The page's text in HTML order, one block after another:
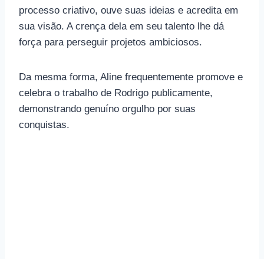
processo criativo, ouve suas ideias e acredita em
sua visão. A crença dela em seu talento lhe dá
força para perseguir projetos ambiciosos.
Da mesma forma, Aline frequentemente promove e
celebra o trabalho de Rodrigo publicamente,
demonstrando genuíno orgulho por suas
conquistas.